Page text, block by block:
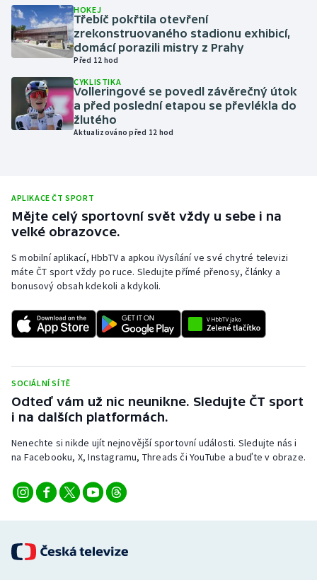
Motorsport
Olympijské hry
Parasport
Plavání
Rychlobruslení
Short track
Sportovní střelba
Triatlon
Veslování
Vodní slalom
Volejbal
Ostatní
HOKEJ
Třebíč pokřtila otevření
zrekonstruovaného stadionu exhibicí,
domácí porazili mistry z Prahy
Před 12 hod
CYKLISTIKA
Volleringové se povedl závěrečný útok
a před poslední etapou se převlékla do
žlutého
Aktualizováno před 12 hod
APLIKACE ČT SPORT
Mějte celý sportovní svět vždy u sebe i na
velké obrazovce.
S mobilní aplikací, HbbTV a apkou iVysílání ve své chytré televizi
máte ČT sport vždy po ruce. Sledujte přímé přenosy, články a
bonusový obsah kdekoli a kdykoli.
SOCIÁLNÍ SÍTĚ
Odteď vám už nic neunikne. Sledujte ČT sport
i na dalších platformách.
Nenechte si nikde ujít nejnovější sportovní události. Sledujte nás i
na Facebooku, X, Instagramu, Threads či YouTube a buďte v obraze.